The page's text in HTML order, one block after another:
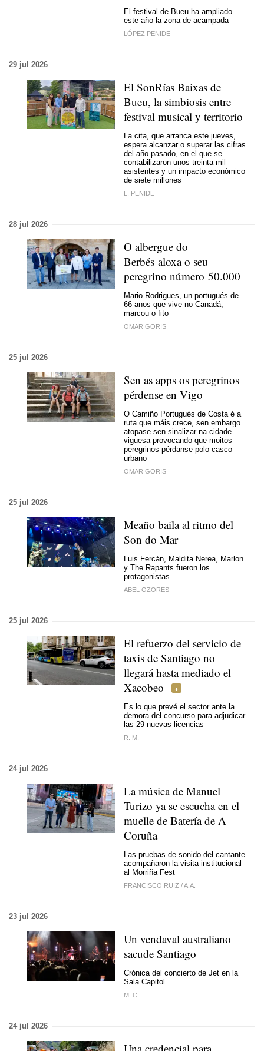
El festival de Bueu ha ampliado
este año la zona de acampada
LÓPEZ PENIDE
29 jul 2026
El SonRías Baixas de
Bueu, la simbiosis entre
festival musical y territorio
La cita, que arranca este jueves,
espera alcanzar o superar las cifras
del año pasado, en el que se
contabilizaron unos treinta mil
asistentes y un impacto económico
de siete millones
L. PENIDE
28 jul 2026
O albergue do
Berbés aloxa o seu
peregrino número 50.000
Mario Rodrigues, un portugués de
66 anos que vive no Canadá,
marcou o fito
OMAR GORIS
25 jul 2026
Sen as apps os peregrinos
pérdense en Vigo
O Camiño Portugués de Costa é a
ruta que máis crece, sen embargo
atopase sen sinalizar na cidade
viguesa provocando que moitos
peregrinos pérdanse polo casco
urbano
OMAR GORIS
25 jul 2026
Meaño baila al ritmo del
Son do Mar
Luis Fercán, Maldita Nerea, Marlon
y The Rapants fueron los
protagonistas
ABEL OZORES
25 jul 2026
El refuerzo del servicio de
taxis de Santiago no
llegará hasta mediado el
Xacobeo
Es lo que prevé el sector ante la
demora del concurso para adjudicar
las 29 nuevas licencias
R. M.
24 jul 2026
La música de Manuel
Turizo ya se escucha en el
muelle de Batería de A
Coruña
Las pruebas de sonido del cantante
acompañaron la visita institucional
al Morriña Fest
FRANCISCO RUIZ /A.A.
23 jul 2026
Un vendaval australiano
sacude Santiago
Crónica del concierto de Jet en la
Sala Capitol
M. C.
24 jul 2026